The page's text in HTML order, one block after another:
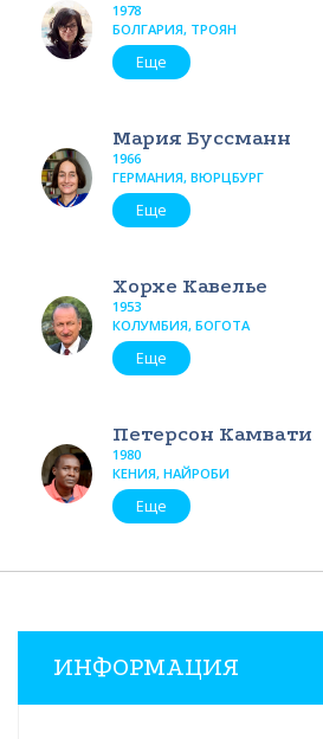
1978
БОЛГАРИЯ, ТРОЯН
Еще
Мария Буссманн
1966
ГЕРМАНИЯ, ВЮРЦБУРГ
Еще
Хорхе Кавелье
1953
КОЛУМБИЯ, БОГОТА
Еще
Петерсон Камвати
1980
КЕНИЯ, НАЙРОБИ
Еще
ИНФОРМАЦИЯ